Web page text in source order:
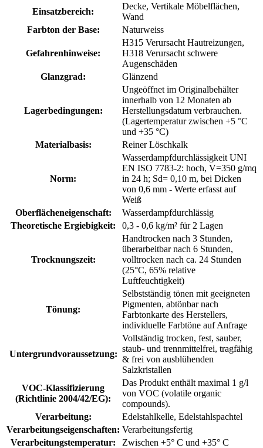
Einsatzbereich:
Decke, Vertikale Möbelflächen,
Wand
Farbton der Base:
Naturweiss
Gefahrenhinweise:
H315 Verursacht Hautreizungen,
H318 Verursacht schwere
Augenschäden
Glanzgrad:
Glänzend
Lagerbedingungen:
Ungeöffnet im Originalbehälter
innerhalb von 12 Monaten ab
Herstellungsdatum verbrauchen.
(Lagertemperatur zwischen +5 °C
und +35 °C)
Materialbasis:
Reiner Löschkalk
Norm:
Wasserdampfdurchlässigkeit UNI
EN ISO 7783-2: hoch, V=350 g/mq
in 24 h; Sd= 0,10 m, bei Dicken
von 0,6 mm - Werte erfasst auf
Weiß
Oberflächeneigenschaft:
Wasserdampfdurchlässig
Theoretische Ergiebigkeit:
0,3 - 0,6 kg/m² für 2 Lagen
Trocknungszeit:
Handtrocken nach 3 Stunden,
überarbeitbar nach 6 Stunden,
volltrocken nach ca. 24 Stunden
(25°C, 65% relative
Luftfeuchtigkeit)
Tönung:
Selbstständig tönen mit geeigneten
Pigmenten, abtönbar nach
Farbtonkarte des Herstellers,
individuelle Farbtöne auf Anfrage
Untergrundvoraussetzung:
Vollständig trocken, fest, sauber,
staub- und trennmittelfrei, tragfähig
& frei von ausblühenden
Salzkristallen
VOC-Klassifizierung
(Richtlinie 2004/42/EG):
Das Produkt enthält maximal 1 g/l
von VOC (volatile organic
compounds).
Verarbeitung:
Edelstahlkelle, Edelstahlspachtel
Verarbeitungseigenschaften: Verarbeitungsfertig
Verarbeitungstemperatur:
Zwischen +5° C und +35° C